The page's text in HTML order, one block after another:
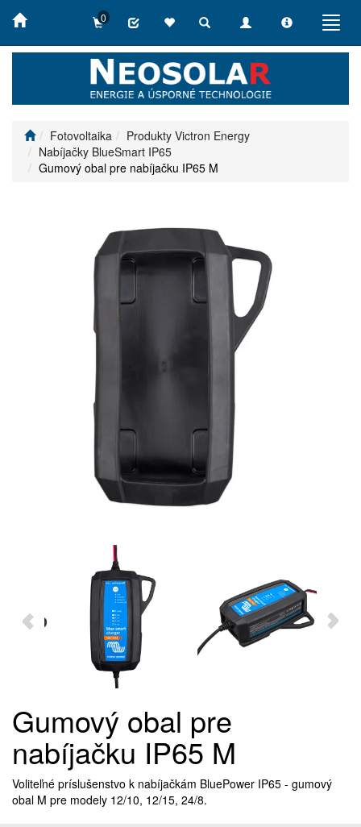
Toggle
Toggle
Toggle
0
Fotovoltaika
Produkty Victron Energy
Nabíjačky BlueSmart IP65
Gumový obal pre nabíjačku IP65 M
Gumový obal pre
nabíjačku IP65 M
Voliteľné príslušenstvo k nabíjačkám BluePower IP65 - gumový
obal M pre modely 12/10, 12/15, 24/8.